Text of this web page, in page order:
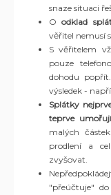
snaze situaci
Oodklad
věřitel nemusí
S věřitelem
pouze
dohodu
výsledek -
Splátky
teprve
malých
prodlení a
zvyšovat.
"přeúčtuje"